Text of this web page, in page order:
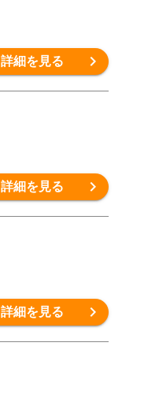
詳細を見る
詳細を見る
詳細を見る